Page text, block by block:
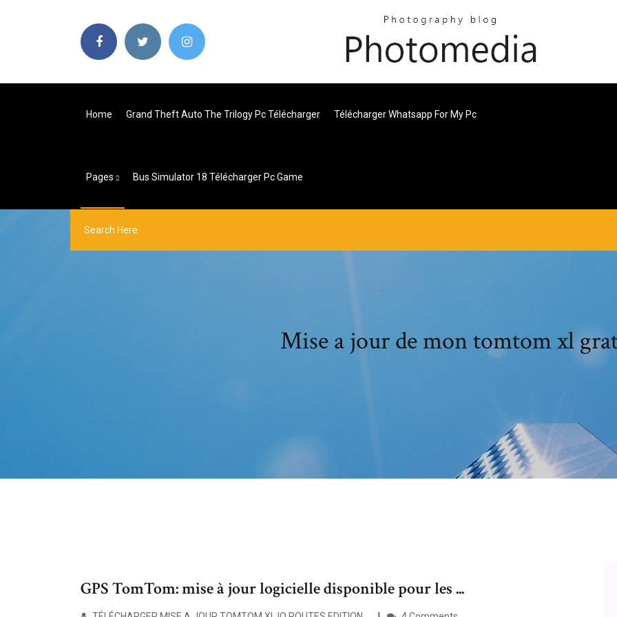
Home Grand Theft Auto The Trilogy Pc Télécharger Télécharger Whatsapp For My Pc
Pages Bus Simulator 18 Télécharger Pc Game
Mise a jour de mon tomtom xl
GPS TomTom: mise à jour logicielle disponible pour les ...